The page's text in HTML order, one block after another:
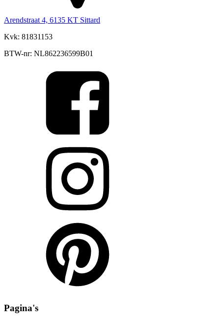
Arendstraat 4, 6135 KT Sittard
Kvk: 81831153
BTW-nr: NL862236599B01
Pagina's